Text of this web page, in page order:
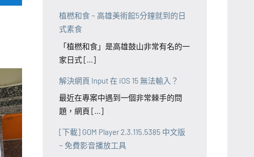
植橪和食 ~ 高雄美術館5分鐘就到的日
式素食
「植橪和食」是高雄鼓山非常有名的一
家日式 [...]
解決網頁 Input 在 iOS 15 無法輸入？
最近在專案中遇到一個非常棘手的問
題，網頁 [...]
[下載] GOM Player 2.3.115.5385 中文版
~ 免費影音播放工具